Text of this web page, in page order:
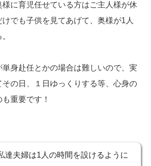
様に育児任せている方はご主人様が休
でも子供を見てあげて、奥様が1人
単身赴任とかの場合は難しいので、実
の日、１日ゆっくりする等、心身の
重要です！
達夫婦は1人の時間を設けるように